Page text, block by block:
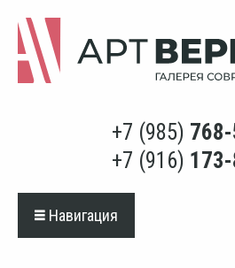
+7 (985)
+7 (916)
Навигация